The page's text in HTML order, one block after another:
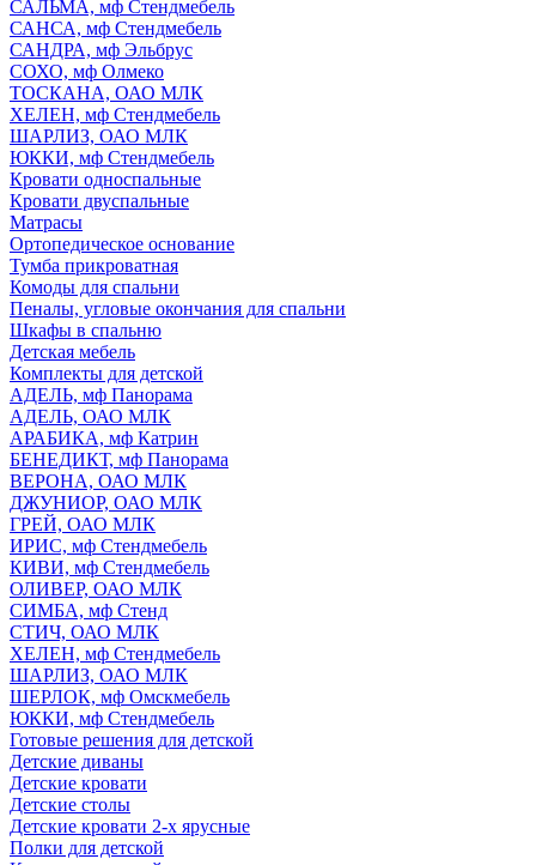
САЛЬМА, мф Стендмебель
САНСА, мф Стендмебель
САНДРА, мф Эльбрус
СОХО, мф Олмеко
ТОСКАНА, ОАО МЛК
ХЕЛЕН, мф Стендмебель
ШАРЛИЗ, ОАО МЛК
ЮККИ, мф Стендмебель
Кровати односпальные
Кровати двуспальные
Матрасы
Ортопедическое основание
Тумба прикроватная
Комоды для спальни
Пеналы, угловые окончания для спальни
Шкафы в спальню
Детская мебель
Комплекты для детской
АДЕЛЬ, мф Панорама
АДЕЛЬ, ОАО МЛК
АРАБИКА, мф Катрин
БЕНЕДИКТ, мф Панорама
ВЕРОНА, ОАО МЛК
ДЖУНИОР, ОАО МЛК
ГРЕЙ, ОАО МЛК
ИРИС, мф Стендмебель
КИВИ, мф Стендмебель
ОЛИВЕР, ОАО МЛК
СИМБА, мф Стенд
СТИЧ, ОАО МЛК
ХЕЛЕН, мф Стендмебель
ШАРЛИЗ, ОАО МЛК
ШЕРЛОК, мф Омскмебель
ЮККИ, мф Стендмебель
Готовые решения для детской
Детские диваны
Детские кровати
Детские столы
Детские кровати 2-х ярусные
Полки для детской